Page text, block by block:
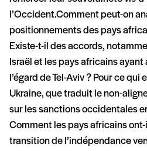
l’Occident.Comment peut-on
positionnements des pays
Existe-t-il des accords,
Israël et les pays africains
l’égard de Tel-Aviv ? Pour ce qui
Ukraine, que traduit le non-
sur les sanctions occidentales
Comment les pays africains
transition de l’indépendance